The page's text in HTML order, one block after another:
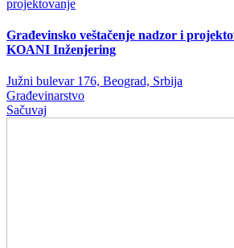
Građevinsko veštačenje nadzor i
KOANI Inženjering
Južni bulevar 176, Beograd, Srbija
Građevinarstvo
Sačuvaj